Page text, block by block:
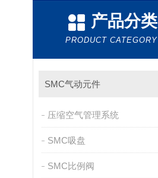
产品分类
PRODUCT CATEGORY
SMC气动元件
压缩空气管理系统
SMC吸盘
SMC比例阀